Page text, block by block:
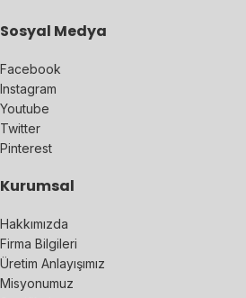
Sosyal Medya
Facebook
Instagram
Youtube
Twitter
Pinterest
Kurumsal
Hakkımızda
Firma Bilgileri
Üretim Anlayışımız
Misyonumuz